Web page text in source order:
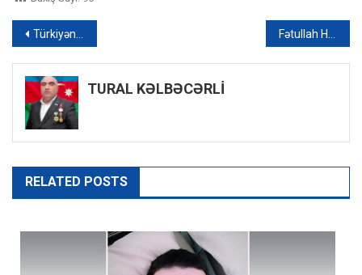
Yazı
naviqasiyası
Türkiyənin Azərbaycandakı səfiri Şuşaya səfər edib – FOTO
TURAL KƏLBƏCƏRLİ
RELATED POSTS